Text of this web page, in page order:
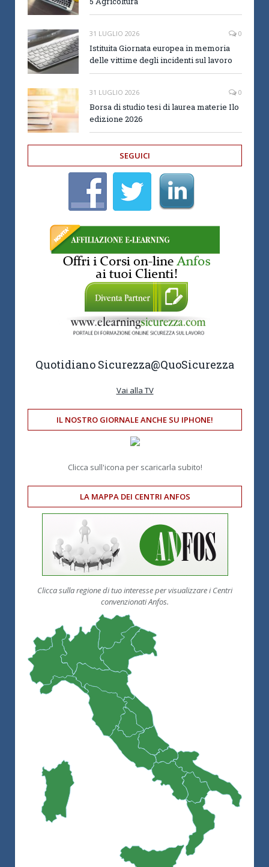
31 LUGLIO 2026 0
Istituita Giornata europea in memoria
delle vittime degli incidenti sul lavoro
31 LUGLIO 2026 0
Borsa di studio tesi di laurea materie Ilo
edizione 2026
SEGUICI
Quotidiano Sicurezza@QuoSicurezza
Vai alla TV
IL NOSTRO GIORNALE ANCHE SU IPHONE!
Clicca sull'icona per scaricarla subito!
LA MAPPA DEI CENTRI ANFOS
Clicca sulla regione di tuo interesse per visualizzare i Centri
convenzionati Anfos.